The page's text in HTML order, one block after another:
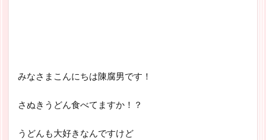
みなさまこんにちは陳腐男です！
さぬきうどん食べてますか！？
うどんも大好きなんですけど